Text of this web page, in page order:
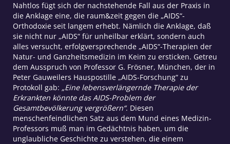
Nahtlos fügt sich der nachstehende Fall aus der Praxis in
die Anklage eine, die raum&zeit gegen die „AIDS“-
Orthodoxie seit langem erhebt. Nämlich die Anklage, daß
sie nicht nur „AIDS“ für unheilbar erklärt, sondern auch
alles versucht, erfolgversprechende „AIDS“-Therapien der
Natur- und Ganzheitsmedizin im Keim zu ersticken. Getreu
dem Ausspruch von Professor G. Frösner, München, der in
Peter Gauweilers Hauspostille „AIDS-Forschung“ zu
Protokoll gab: „Eine lebensverlängernde Therapie der
Erkrankten könnte das AIDS-Problem der
Gesamtbevölkerung vergrößern“. Diesen
menschenfeindlichen Satz aus dem Mund eines Medizin-
Professors muß man im Gedächtnis haben, um die
unglaubliche Geschichte zu verstehen, die einem